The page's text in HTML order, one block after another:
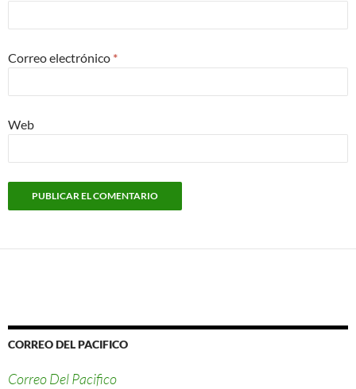
Correo electrónico *
Web
CORREO DEL PACIFICO
Correo Del Pacifico